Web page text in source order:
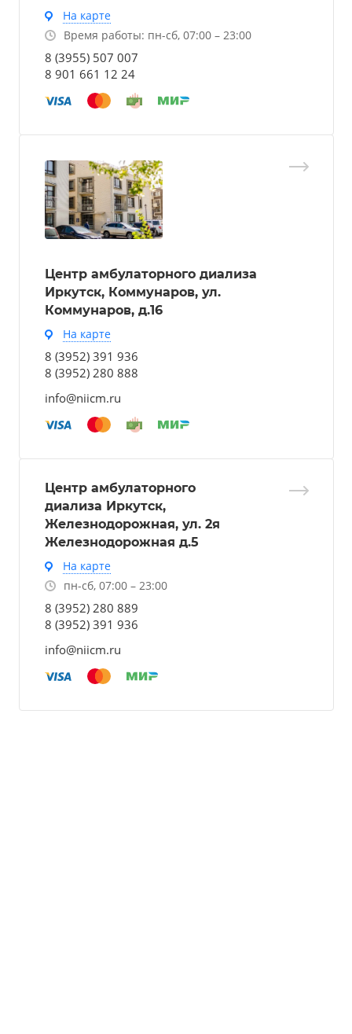
На карте
Время работы: пн-сб, 07:00 – 23:00
8 (3955) 507 007
8 901 661 12 24
Центр амбулаторного диализа
Иркутск, Коммунаров, ул.
Коммунаров, д.16
На карте
8 (3952) 391 936
8 (3952) 280 888
info@niicm.ru
Центр амбулаторного
диализа Иркутск,
Железнодорожная, ул. 2я
Железнодорожная д.5
На карте
пн-сб, 07:00 – 23:00
8 (3952) 280 889
8 (3952) 391 936
info@niicm.ru